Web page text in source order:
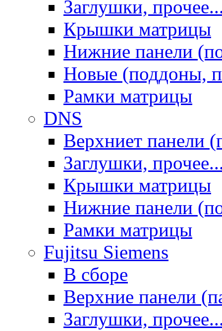
Заглушки,
Крышки матрицы
Нижние панели
Новые (поддоны,
Рамки матрицы
DNS
Верхниет панели
Заглушки,
Крышки матрицы
Нижние панели
Рамки матрицы
Fujitsu Siemens
В сборе
Верхние панели
Заглушки,